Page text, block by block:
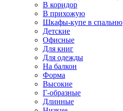
В коридор
В прихожую
Шкафы-купе в спальню
Детские
Офисные
Для книг
Для одежды
На балкон
Форма
Высокие
Г-образные
Длинные